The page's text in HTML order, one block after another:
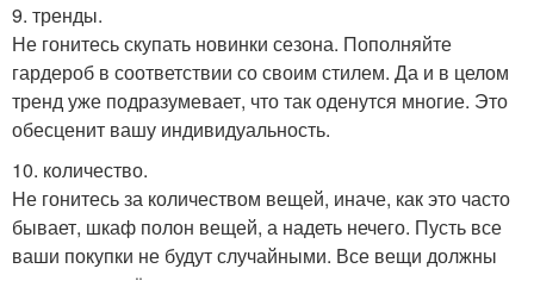
9. тренды.
Не гонитесь скупать новинки сезона. Пополняйте
гардероб в соответствии со своим стилем. Да и в целом
тренд уже подразумевает, что так оденутся многие. Это
обесценит вашу индивидуальность.
10. количество.
Не гонитесь за количеством вещей, иначе, как это часто
бывает, шкаф полон вещей, а надеть нечего. Пусть все
ваши покупки не будут случайными. Все вещи должны